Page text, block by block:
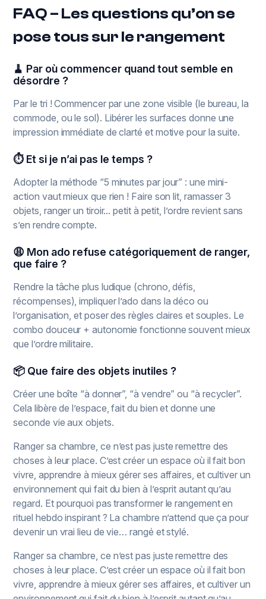
FAQ – Les questions qu’on se
pose tous sur le rangement
🧹 Par où commencer quand tout semble en
désordre ?
Par le tri ! Commencer par une zone visible (le bureau, la
commode, ou le sol). Libérer les surfaces donne une
impression immédiate de clarté et motive pour la suite.
⏱ Et si je n’ai pas le temps ?
Adopter la méthode “5 minutes par jour” : une mini-
action vaut mieux que rien ! Faire son lit, ramasser 3
objets, ranger un tiroir... petit à petit, l’ordre revient sans
s’en rendre compte.
😩 Mon ado refuse catégoriquement de ranger,
que faire ?
Rendre la tâche plus ludique (chrono, défis,
récompenses), impliquer l’ado dans la déco ou
l’organisation, et poser des règles claires et souples. Le
combo douceur + autonomie fonctionne souvent mieux
que l’ordre militaire.
📦 Que faire des objets inutiles ?
Créer une boîte “à donner”, “à vendre” ou “à recycler”.
Cela libère de l’espace, fait du bien et donne une
seconde vie aux objets.
Ranger sa chambre, ce n’est pas juste remettre des
choses à leur place. C’est créer un espace où il fait bon
vivre, apprendre à mieux gérer ses affaires, et cultiver un
environnement qui fait du bien à l’esprit autant qu’au
regard. Et pourquoi pas transformer le rangement en
rituel hebdo inspirant ? La chambre n’attend que ça pour
devenir un vrai lieu de vie… rangé et stylé.
Ranger sa chambre, ce n’est pas juste remettre des
choses à leur place. C’est créer un espace où il fait bon
vivre, apprendre à mieux gérer ses affaires, et cultiver un